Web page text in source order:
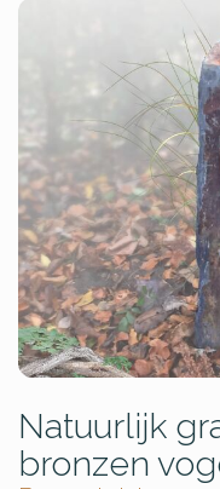
Natuurlijk
bronzen